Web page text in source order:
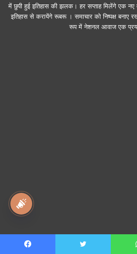
में छुपी हुई इतिहास की झलक। हर सप्ताह मिलेंगे एक
इतिहास से करायेंगे रूबरू । समाचार को निष्पक्ष
रूप में नेशनल आवाज एक